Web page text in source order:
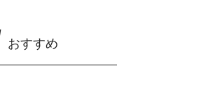
おすすめ